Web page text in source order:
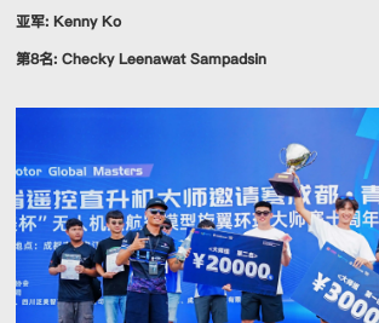
亚军: Kenny Ko
第8名: Checky Leenawat Sampadsin